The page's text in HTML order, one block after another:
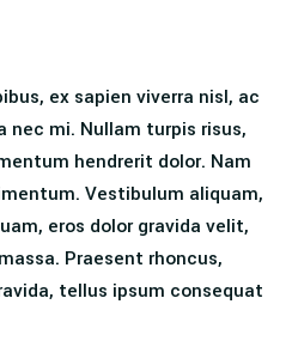
ex sapien viverra nisl, ac
nec mi. Nullam turpis risus,
hendrerit dolor. Nam
Vestibulum aliquam,
eros dolor gravida velit,
Praesent rhoncus,
tellus ipsum consequat